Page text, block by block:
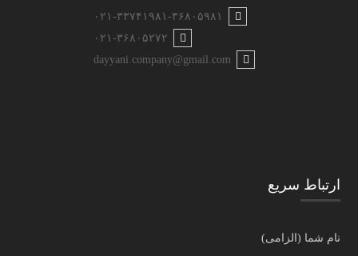
۰۲۱-۳۳۷۴۱۹۸۱-۳۶۸۰۵۹۸۱
۰۲۱-۳۶۸۰۵۲۷۲
dayyani.company@gmail.com
ارتباط سریع
نام شما (الزامی)